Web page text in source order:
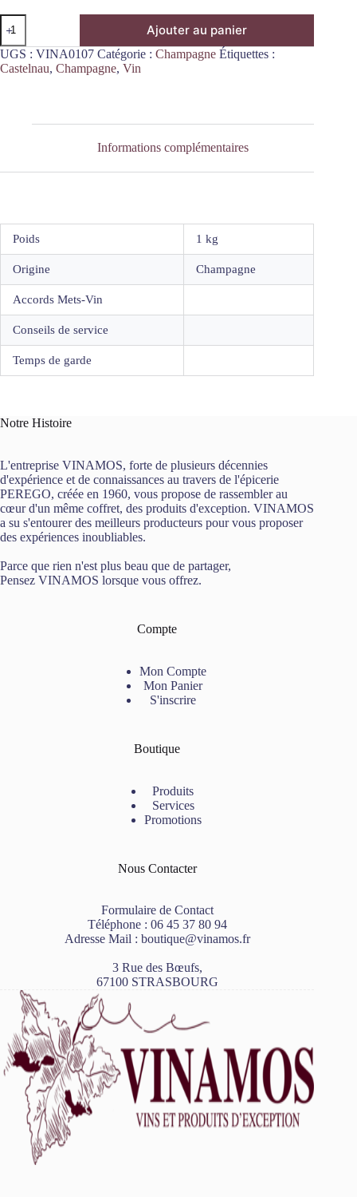
quantité
de
Champagne
Brut
Réserve
Ajouter au panier
UGS : VINA0107 Catégorie : Champagne Étiquettes :
Castelnau, Champagne, Vin
Informations complémentaires
Poids 1 kg
Origine Champagne
Accords Mets-Vin
Conseils de service
Temps de garde
Notre Histoire
L'entreprise VINAMOS, forte de plusieurs décennies
d'expérience et de connaissances au travers de l'épicerie
PEREGO, créée en 1960, vous propose de rassembler au
cœur d'un même coffret, des produits d'exception. VINAMOS
a su s'entourer des meilleurs producteurs pour vous proposer
des expériences inoubliables.
Parce que rien n'est plus beau que de partager,
Pensez VINAMOS lorsque vous offrez.
Compte
Mon Compte
Mon Panier
S'inscrire
Boutique
Produits
Services
Promotions
Nous Contacter
Formulaire de Contact
Téléphone : 06 45 37 80 94
Adresse Mail : boutique@vinamos.fr
3 Rue des Bœufs,
67100 STRASBOURG